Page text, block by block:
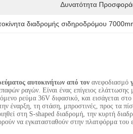
Δυνατότητα
διαδρομής σιδηροδρόμου
αυτοκινήτων από τον ανεφοδιασμό
ραγών. Είναι ένας επίγειος
ρεύμα 36V διφασικό, και εισάγεται
έναρξη, τη στάση, μπροστινές, προς τα
στη S-shaped διαδρομή, την κυρτή
να εγκατασταθούν στην πλατφόρμα του